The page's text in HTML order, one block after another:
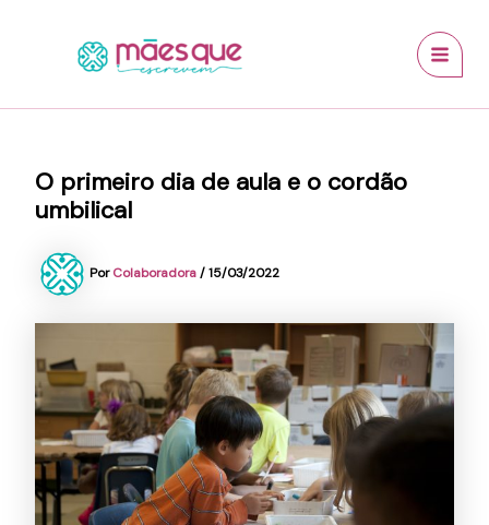
O primeiro dia de aula e o cordão
umbilical
PorColaboradora/15/03/2022